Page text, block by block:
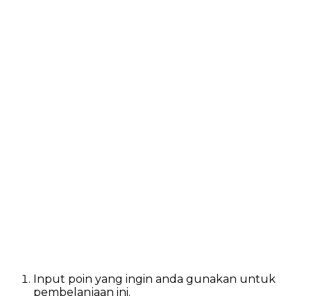
Input poin yang ingin anda gunakan untuk
pembelanjaan ini.